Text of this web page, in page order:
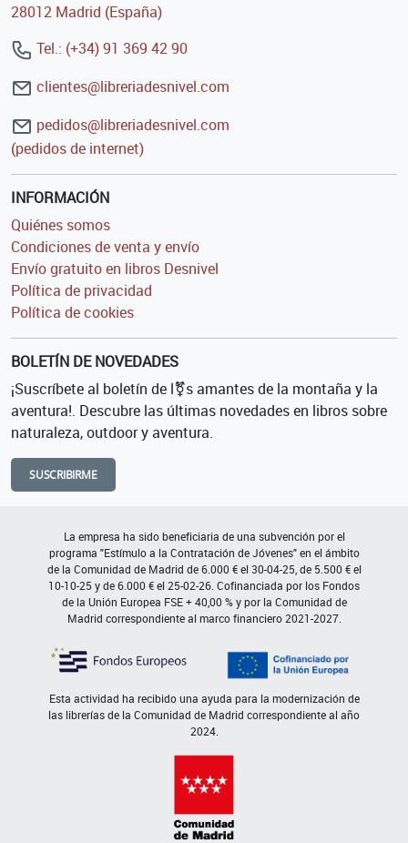
28012 Madrid (España)
Tel.: (+34) 91 369 42 90
clientes@libreriadesnivel.com
pedidos@libreriadesnivel.com
(pedidos de internet)
INFORMACIÓN
Quiénes somos
Condiciones de venta y envío
Envío gratuito en libros Desnivel
Política de privacidad
Política de cookies
BOLETÍN DE NOVEDADES
¡Suscríbete al boletín de l⚧s amantes de la montaña y la
aventura!. Descubre las últimas novedades en libros sobre
naturaleza, outdoor y aventura.
SUSCRIBIRME
La empresa ha sido beneficiaria de una subvención por el
programa "Estímulo a la Contratación de Jóvenes" en el ámbito
de la Comunidad de Madrid de 6.000 € el 30-04-25, de 5.500 € el
10-10-25 y de 6.000 € el 25-02-26. Cofinanciada por los Fondos
de la Unión Europea FSE + 40,00 % y por la Comunidad de
Madrid correspondiente al marco financiero 2021-2027.
Esta actividad ha recibido una ayuda para la modernización de
las librerías de la Comunidad de Madrid correspondiente al año
2024.